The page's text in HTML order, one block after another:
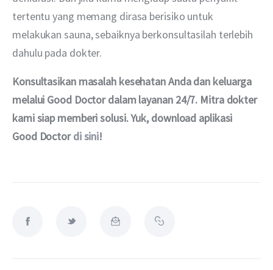
tertentu yang memang dirasa berisiko untuk
melakukan sauna, sebaiknya berkonsultasilah terlebih
dahulu pada dokter.
Konsultasikan masalah kesehatan Anda dan keluarga
melalui Good Doctor dalam layanan 24/7. Mitra dokter
kami siap memberi solusi. Yuk, download aplikasi
Good Doctor di sini!